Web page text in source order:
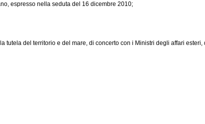
espresso nella seduta del 16 dicembre 2010;
del territorio e del mare, di concerto con i Ministri degli affari